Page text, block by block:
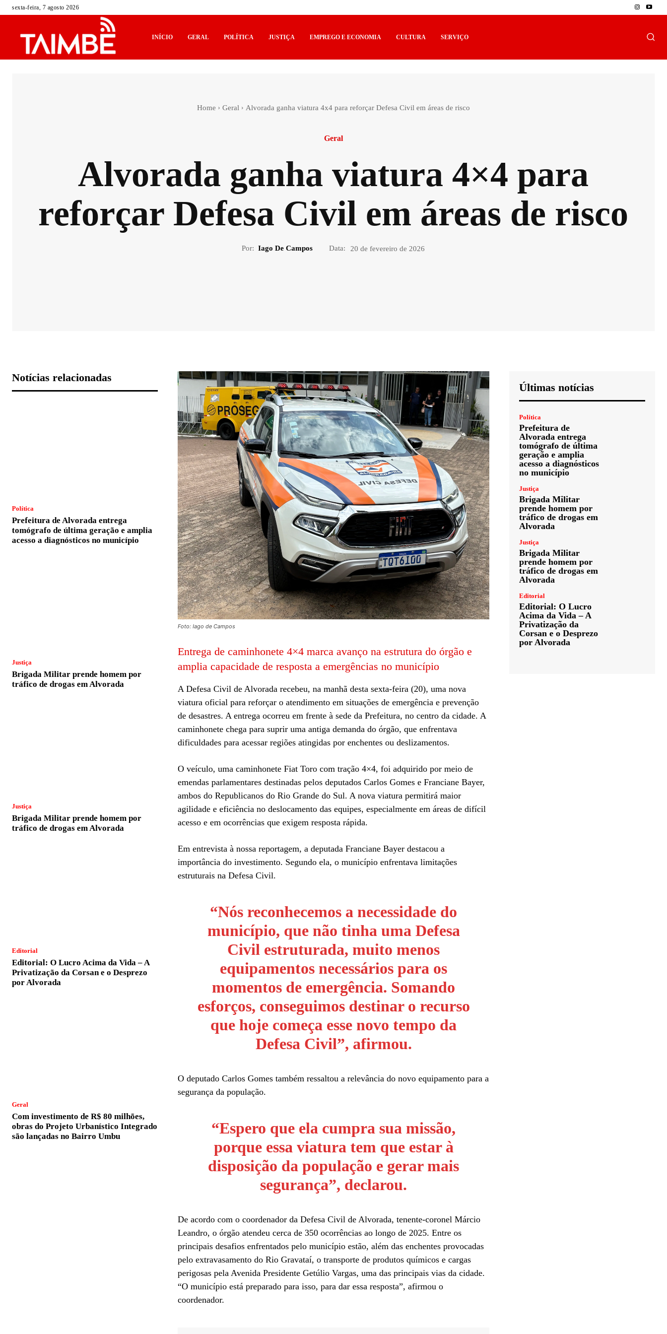
sexta-feira, 7 agosto 2026
INÍCIO GERAL POLÍTICA JUSTIÇA EMPREGO E ECONOMIA CULTURA SERVIÇO
Home Geral Alvorada ganha viatura 4x4 para reforçar Defesa Civil em áreas de risco
Geral
Alvorada ganha viatura 4×4 para
reforçar Defesa Civil em áreas de risco
Por: Iago De Campos Data: 20 de fevereiro de 2026
Notícias relacionadas
Política
Prefeitura de Alvorada entrega
tomógrafo de última geração e amplia
acesso a diagnósticos no município
Justiça
Brigada Militar prende homem por
tráfico de drogas em Alvorada
Justiça
Brigada Militar prende homem por
tráfico de drogas em Alvorada
Editorial
Editorial: O Lucro Acima da Vida – A
Privatização da Corsan e o Desprezo
por Alvorada
Geral
Com investimento de R$ 80 milhões,
obras do Projeto Urbanístico Integrado
são lançadas no Bairro Umbu
Foto: Iago de Campos
Entrega de caminhonete 4×4 marca avanço na estrutura do órgão e
amplia capacidade de resposta a emergências no município
A Defesa Civil de Alvorada recebeu, na manhã desta sexta-feira (20), uma nova
viatura oficial para reforçar o atendimento em situações de emergência e prevenção
de desastres. A entrega ocorreu em frente à sede da Prefeitura, no centro da cidade. A
caminhonete chega para suprir uma antiga demanda do órgão, que enfrentava
dificuldades para acessar regiões atingidas por enchentes ou deslizamentos.
O veículo, uma caminhonete Fiat Toro com tração 4×4, foi adquirido por meio de
emendas parlamentares destinadas pelos deputados Carlos Gomes e Franciane Bayer,
ambos do Republicanos do Rio Grande do Sul. A nova viatura permitirá maior
agilidade e eficiência no deslocamento das equipes, especialmente em áreas de difícil
acesso e em ocorrências que exigem resposta rápida.
Em entrevista à nossa reportagem, a deputada Franciane Bayer destacou a
importância do investimento. Segundo ela, o município enfrentava limitações
estruturais na Defesa Civil.
“Nós reconhecemos a necessidade do
município, que não tinha uma Defesa
Civil estruturada, muito menos
equipamentos necessários para os
momentos de emergência. Somando
esforços, conseguimos destinar o recurso
que hoje começa esse novo tempo da
Defesa Civil”, afirmou.
O deputado Carlos Gomes também ressaltou a relevância do novo equipamento para a
segurança da população.
“Espero que ela cumpra sua missão,
porque essa viatura tem que estar à
disposição da população e gerar mais
segurança”, declarou.
De acordo com o coordenador da Defesa Civil de Alvorada, tenente-coronel Márcio
Leandro, o órgão atendeu cerca de 350 ocorrências ao longo de 2025. Entre os
principais desafios enfrentados pelo município estão, além das enchentes provocadas
pelo extravasamento do Rio Gravataí, o transporte de produtos químicos e cargas
perigosas pela Avenida Presidente Getúlio Vargas, uma das principais vias da cidade.
“O município está preparado para isso, para dar essa resposta”, afirmou o
coordenador.
Últimas notícias
Política
Prefeitura de
Alvorada entrega
tomógrafo de última
geração e amplia
acesso a diagnósticos
no município
Justiça
Brigada Militar
prende homem por
tráfico de drogas em
Alvorada
Justiça
Brigada Militar
prende homem por
tráfico de drogas em
Alvorada
Editorial
Editorial: O Lucro
Acima da Vida – A
Privatização da
Corsan e o Desprezo
por Alvorada